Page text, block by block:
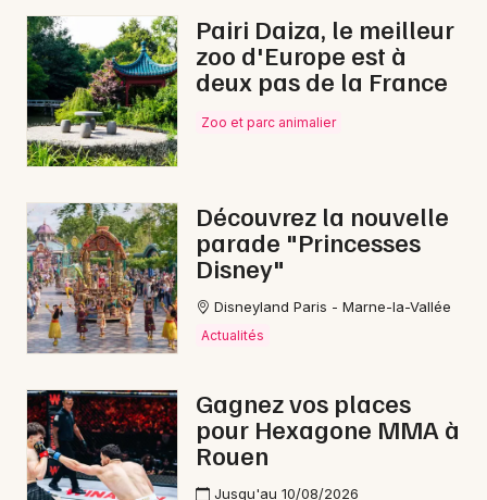
Concerts
Sports
Soirées
Sorties famille
Expos
Sorties & loisirs
Nature dans la Manche
Nature en Normandie
Nice
Paris
Strasbourg
Toulouse
Pairi Daiza, le meilleur
zoo d'Europe est à
deux pas de la France
Zoo et parc animalier
Découvrez la nouvelle
parade "Princesses
Disney"
Disneyland Paris - Marne-la-Vallée
Actualités
Gagnez vos places
pour Hexagone MMA à
Rouen
Jusqu'au 10/08/2026